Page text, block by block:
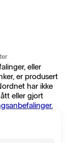
eller
er produsert
har ikke
eller gjort